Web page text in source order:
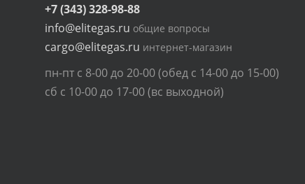
+7 (343) 328-98-88
info@elitegas.ru общие вопросы
cargo@elitegas.ru интернет-магазин
пн-пт с 8-00 до 20-00 (обед с 14-00 до 15-00)
сб с 10-00 до 17-00 (вс выходной)